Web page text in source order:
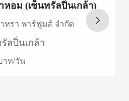
อม (เซ็นทรัลปิ่นเกล้า)
หรา พาร์ฟูมส์ จำกัด
ลปิ่นเกล้า
าท/วัน